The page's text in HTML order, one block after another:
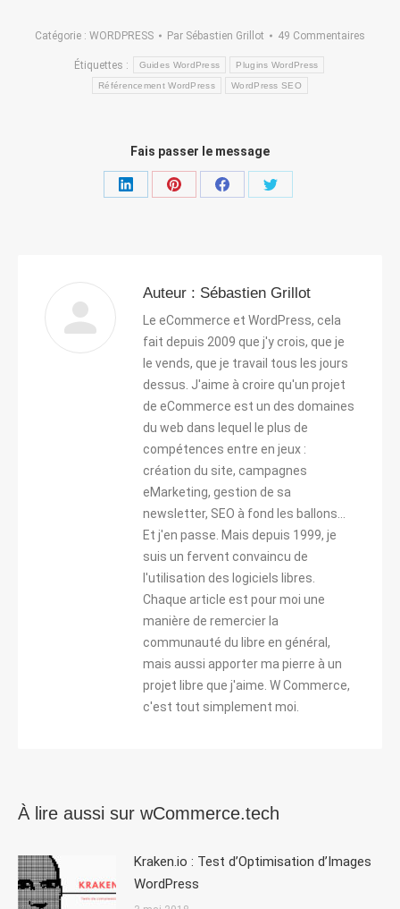
Catégorie : WORDPRESS Par Sébastien Grillot 49 Commentaires
Étiquettes : Guides WordPress Plugins WordPress
Référencement WordPress WordPress SEO
Fais passer le message
PartagerPartagerPartagerPartager
Auteur : Sébastien Grillot
Le eCommerce et WordPress, cela
fait depuis 2009 que j'y crois, que je
le vends, que je travail tous les jours
dessus. J'aime à croire qu'un projet
de eCommerce est un des domaines
du web dans lequel le plus de
compétences entre en jeux :
création du site, campagnes
eMarketing, gestion de sa
newsletter, SEO à fond les ballons...
Et j'en passe. Mais depuis 1999, je
suis un fervent convaincu de
l'utilisation des logiciels libres.
Chaque article est pour moi une
manière de remercier la
communauté du libre en général,
mais aussi apporter ma pierre à un
projet libre que j'aime. W Commerce,
c'est tout simplement moi.
À lire aussi sur wCommerce.tech
Kraken.io : Test d’Optimisation d’Images
WordPress